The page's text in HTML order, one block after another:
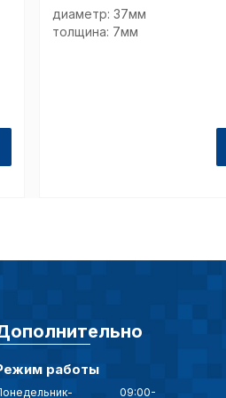
диаметр: 37мм
толщина: 7мм
работы
09:00-
файлы
cookie файлов не